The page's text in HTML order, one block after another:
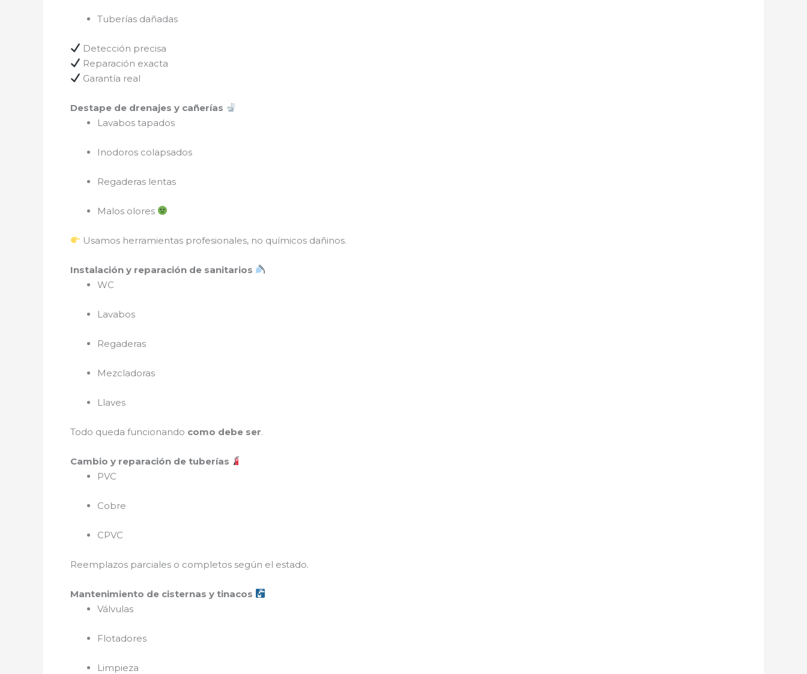
Tuberías dañadas
Detección precisa
Reparación exacta
Garantía real
Destape de drenajes y cañerías
Lavabos tapados
Inodoros colapsados
Regaderas lentas
Malos olores
Usamos herramientas profesionales, no químicos dañinos.
Instalación y reparación de sanitarios
WC
Lavabos
Regaderas
Mezcladoras
Llaves
Todo queda funcionando como debe ser.
Cambio y reparación de tuberías
PVC
Cobre
CPVC
Reemplazos parciales o completos según el estado.
Mantenimiento de cisternas y tinacos
Válvulas
Flotadores
Limpieza